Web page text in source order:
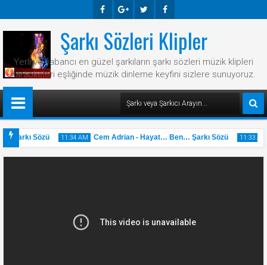
Ook E-
Plus
R Ook
Şarkı Sözleri Klipler
Yerli ve yabancı en güzel şarkıların şarkı sözleri müzik klipleri
karaokeleri eşliğinde müzik dinleme keyfini sizlere sunuyoruz.
Şarkı Sözü 11:34 AM
May
2025
Cem Adrian - Hayat… Ben… Şarkı Sözü 11:33 AM